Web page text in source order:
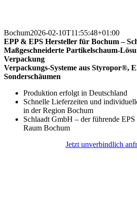
Bochum2026-02-10T11:55:48+01:00
EPP & EPS Hersteller für Bochum –
Maßgeschneiderte Partikelschaum-
Verpackung
Verpackungs-Systeme aus Styropor®,
Sonderschäumen
Produktion erfolgt in Deutschland
Schnelle Lieferzeiten und
in der Region Bochum
Schlaadt GmbH – der führende
Raum Bochum
Jetzt unverbindlich